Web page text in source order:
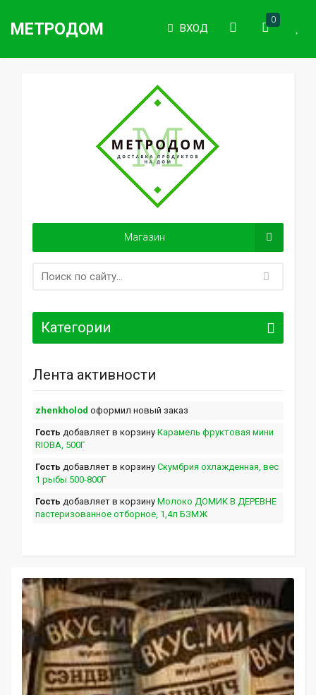
МЕТРОДОМ ВХОД
0
Магазин
Категории
Лента активности
zhenkholod оформил новый заказ
Гость добавляет в корзину Карамель фруктовая мини
RIOBA, 500Г
Гость добавляет в корзину Скумбрия охлажденная, вес
1 рыбы 500-800Г
Гость добавляет в корзину Молоко ДОМИК В ДЕРЕВНЕ
пастеризованное отборное, 1,4л БЗМЖ